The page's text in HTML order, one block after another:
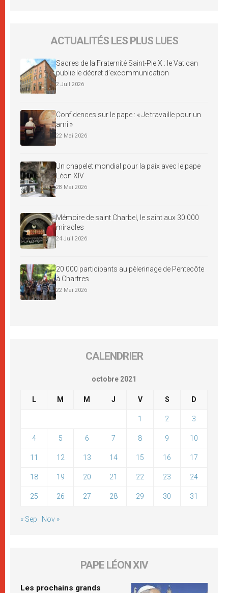
ACTUALITÉS LES PLUS LUES
Sacres de la Fraternité Saint-Pie X : le Vatican
publie le décret d’excommunication
2 Juil 2026
Confidences sur le pape : « Je travaille pour un
ami »
22 Mai 2026
Un chapelet mondial pour la paix avec le pape
Léon XIV
28 Mai 2026
Mémoire de saint Charbel, le saint aux 30 000
miracles
24 Juil 2026
20 000 participants au pèlerinage de Pentecôte
à Chartres
22 Mai 2026
CALENDRIER
octobre 2021
L M M J V S D
1 2 3
4 5 6 7 8 9 10
11 12 13 14 15 16 17
18 19 20 21 22 23 24
25 26 27 28 29 30 31
« Sep Nov »
PAPE LÉON XIV
Les prochains grands